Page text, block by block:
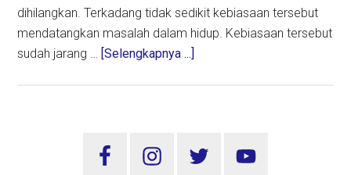
dihilangkan. Terkadang tidak sedikit kebiasaan tersebut
mendatangkan masalah dalam hidup. Kebiasaan tersebut
sudah jarang … [Selengkapnya ...]
Keluarga
Sidebar